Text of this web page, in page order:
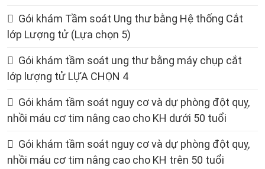
Gói khám Tầm soát Ung thư bằng Hệ thống Cắt
lớp Lượng tử (Lựa chọn 5)
Gói khám tầm soát ung thư bằng máy chụp cắt
lớp lượng tử LỰA CHỌN 4
Gói khám tầm soát nguy cơ và dự phòng đột quỵ,
nhồi máu cơ tim nâng cao cho KH dưới 50 tuổi
Gói khám tầm soát nguy cơ và dự phòng đột quỵ,
nhồi máu cơ tim nâng cao cho KH trên 50 tuổi